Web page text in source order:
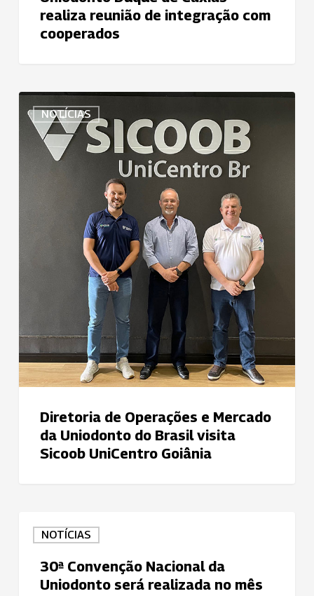
realiza reunião de integração com
cooperados
NOTÍCIAS
Diretoria
de
Operações
Uniodonto
Diretoria de Operações e Mercado
da Uniodonto do Brasil visita
Sicoob UniCentro Goiânia
NOTÍCIAS
Convenção
Uniodonto
30ª Convenção Nacional da
Uniodonto será realizada no mês